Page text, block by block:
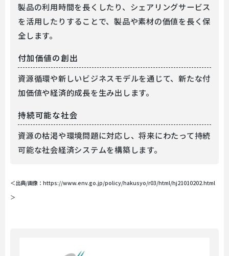
製品の利用時間を長くしたり、シェアリングサービス
を活用したりすることで、製品や素材の価値を長く保
全します。
付加価値の創出
資源循環や新しいビジネスモデルを通じて、新たな付
加価値や経済的成長を生み出します。
持続可能な社会
資源の枯渇や環境問題に対応し、将来にわたって持続
可能な社会経済システムを構築します。
＜出典/画像：https://www.env.go.jp/policy/hakusyo/r03/html/hj21010202.html
＞